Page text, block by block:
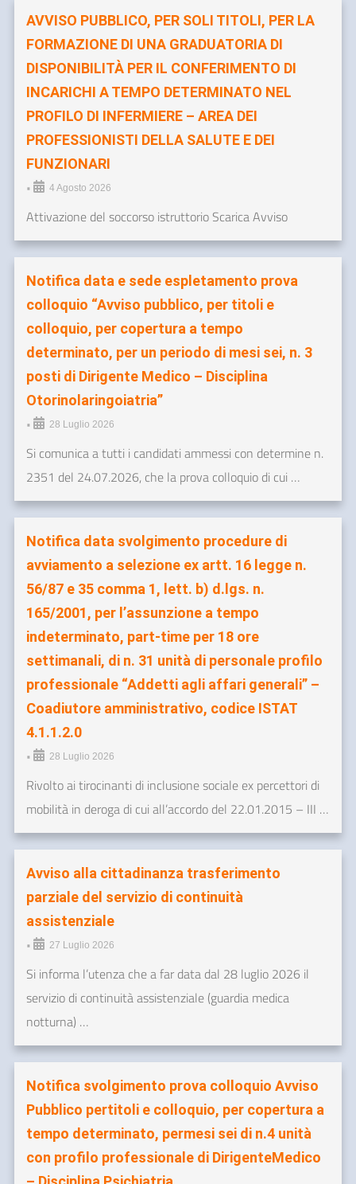
AVVISO PUBBLICO, PER SOLI TITOLI, PER LA
FORMAZIONE DI UNA GRADUATORIA DI
DISPONIBILITÀ PER IL CONFERIMENTO DI
INCARICHI A TEMPO DETERMINATO NEL
PROFILO DI INFERMIERE – AREA DEI
PROFESSIONISTI DELLA SALUTE E DEI
FUNZIONARI
• 4 Agosto 2026
Attivazione del soccorso istruttorio Scarica Avviso
Notifica data e sede espletamento prova
colloquio “Avviso pubblico, per titoli e
colloquio, per copertura a tempo
determinato, per un periodo di mesi sei, n. 3
posti di Dirigente Medico – Disciplina
Otorinolaringoiatria”
• 28 Luglio 2026
Si comunica a tutti i candidati ammessi con determine n.
2351 del 24.07.2026, che la prova colloquio di cui …
Notifica data svolgimento procedure di
avviamento a selezione ex artt. 16 legge n.
56/87 e 35 comma 1, lett. b) d.lgs. n.
165/2001, per l’assunzione a tempo
indeterminato, part-time per 18 ore
settimanali, di n. 31 unità di personale profilo
professionale “Addetti agli affari generali” –
Coadiutore amministrativo, codice ISTAT
4.1.1.2.0
• 28 Luglio 2026
Rivolto ai tirocinanti di inclusione sociale ex percettori di
mobilità in deroga di cui all’accordo del 22.01.2015 – III …
Avviso alla cittadinanza trasferimento
parziale del servizio di continuità
assistenziale
• 27 Luglio 2026
Si informa l’utenza che a far data dal 28 luglio 2026 il
servizio di continuità assistenziale (guardia medica
notturna) …
Notifica svolgimento prova colloquio Avviso
Pubblico pertitoli e colloquio, per copertura a
tempo determinato, permesi sei di n.4 unità
con profilo professionale di DirigenteMedico